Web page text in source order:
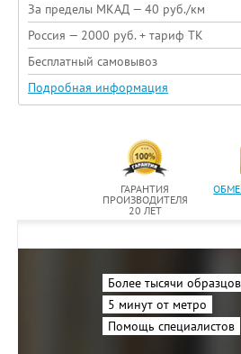
За пределы МКАД — 40 руб./км
Россия — 2000 руб. + тариф ТК
Бесплатный самовывоз
Подробная информация
ГАРАНТИЯ
ПРОИЗВОДИТЕЛЯ
20 ЛЕТ
Более тысячи
5 минут от метро
Помощь специалистов